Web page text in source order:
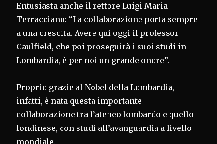
Entusiasta anche il rettore Luigi Maria
Terracciano: “La collaborazione porta sempre
a una crescita. Avere qui oggi il professor
Caulfield, che poi proseguirà i suoi studi in
Lombardia, è per noi un grande onore”.
Proprio grazie al Nobel della Lombardia,
infatti, è nata questa importante
collaborazione tra l’ateneo lombardo e quello
londinese, con studi all’avanguardia a livello
mondiale.